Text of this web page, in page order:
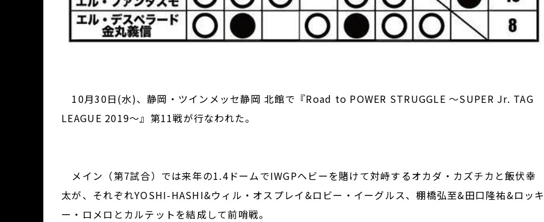
10月30日(水)、静岡・ツインメッセ静岡 北館で『Road to POWER STRUGGLE ～SUPER Jr. TAG
LEAGUE 2019～』第11戦が行なわれた。
メイン（第7試合）では来年の1.4ドームでIWGPヘビーを賭けて対峙するオカダ・カズチカと飯伏幸
太が、それぞれYOSHI-HASHI&ウィル・オスプレイ&ロビー・イーグルス、棚橋弘至&田口隆祐&ロッキ
ー・ロメロとカルテットを結成して前哨戦。